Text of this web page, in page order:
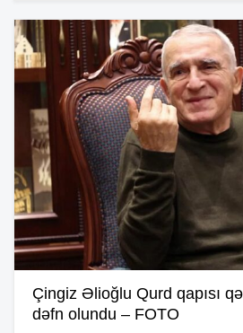
Çingiz Əlioğlu Qurd qapısı
dəfn olundu – FOTO